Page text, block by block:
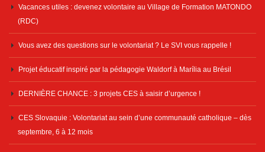
Vacances utiles : devenez volontaire au Village de Formation MATONDO
(RDC)
Vous avez des questions sur le volontariat ? Le SVI vous rappelle !
Projet éducatif inspiré par la pédagogie Waldorf à Marília au Brésil
DERNIÈRE CHANCE : 3 projets CES à saisir d’urgence !
CES Slovaquie : Volontariat au sein d’une communauté catholique – dès
septembre, 6 à 12 mois